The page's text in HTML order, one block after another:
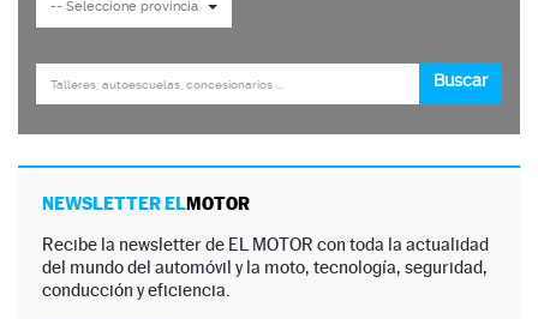
NEWSLETTER ELMOTOR
Recibe la newsletter de EL MOTOR con toda la actualidad
del mundo del automóvil y la moto, tecnología, seguridad,
conducción y eficiencia.